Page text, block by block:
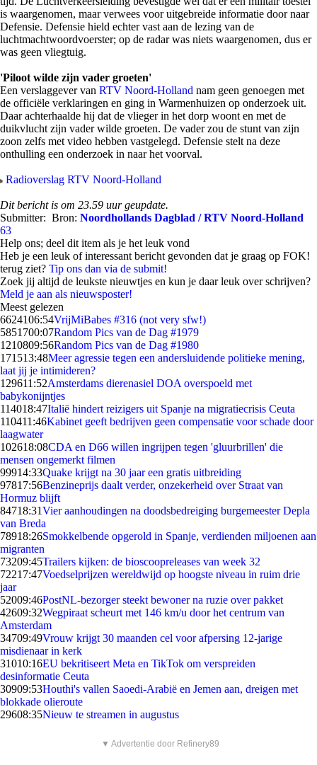
is waargenomen, maar verwees voor uitgebreide informatie door naar
Defensie. Defensie hield echter vast aan de lezing van de
luchtmachtwoordvoerster; op de radar was niets waargenomen, dus er
was geen vliegtuig.
'Piloot wilde zijn vader groeten'
Een verslaggever van RTV Noord-Holland nam geen genoegen met
de officiële verklaringen en ging in Warmenhuizen op onderzoek uit.
Daar achterhaalde hij dat de vlieger in het dorp woont en met de
duikvlucht zijn vader wilde groeten. De vader zou de stunt van zijn
zoon zelfs met video hebben vastgelegd. Defensie stelt na deze
onthulling een onderzoek in naar het voorval.
Radioverslag RTV Noord-Holland
Dit bericht is om 23.59 uur geupdate.
Submitter: Bron: Noordhollands Dagblad / RTV Noord-Holland
63
Help ons; deel dit item als je het leuk vond
Heb je een leuk of interessant bericht gevonden dat je graag op FOK!
terug ziet? Tip ons dan via de submit!
Zoek jij altijd de leukste nieuwtjes en kun je daar leuk over schrijven?
Meld je aan als nieuwsposter!
Meest gelezen
6624106:54VrijMiBabes #316 (not very sfw!)
5851700:07Random Pics van de Dag #1979
1210809:56Random Pics van de Dag #1980
171513:48Meer agressie tegen een andersluidende politieke mening,
laat jij je intimideren?
129611:52Amsterdams dierenasiel DOA overspoeld met
babykonijntjes
114018:47Italië hindert reizigers uit Spanje na migratiecrisis Ceuta
110411:46Kabinet geeft bedrijven geen compensatie voor schade door
laagwater
102618:08CDA en D66 willen ingrijpen tegen 'gluurbrillen' die
mensen ongemerkt filmen
99914:33Quake krijgt na 30 jaar een gratis uitbreiding
97817:56Benzineprijs daalt verder, onzekerheid over Straat van
Hormuz blijft
84718:31Vier aanhoudingen na doodsbedreiging burgemeester Depla
van Breda
78918:26Smokkelbende opgerold in Spanje, verdienden miljoenen aan
migranten
73209:45Trailers kijken: de bioscoopreleases van week 32
72217:47Voedselprijzen wereldwijd op hoogste niveau in ruim drie
jaar
52009:46PostNL-bezorger steekt bewoner na ruzie over pakket
42609:32Wegpiraat scheurt met 146 km/u door het centrum van
Amsterdam
34709:49Vrouw krijgt 30 maanden cel voor afpersing 12-jarige
misdienaar in kerk
31010:16EU bekritiseert Meta en TikTok om verspreiden
desinformatie Ceuta
30909:53Houthi's vallen Saoedi-Arabië en Jemen aan, dreigen met
blokkade olieroute
29608:35Nieuw te streamen in augustus
▼ Advertentie door Refinery89